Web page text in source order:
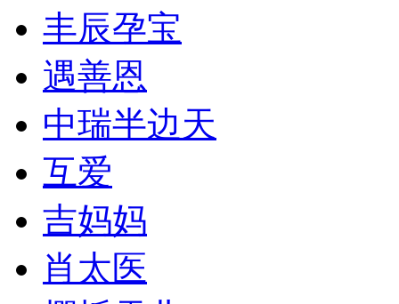
丰辰孕宝
遇善恩
中瑞半边天
互爱
吉妈妈
肖太医